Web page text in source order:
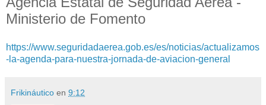
Ministerio de Fomento
https://www.seguridadaerea.gob.es/es/noticias/actualizamos
-la-agenda-para-nuestra-jornada-de-aviacion-general
Frikináutico en 9:12